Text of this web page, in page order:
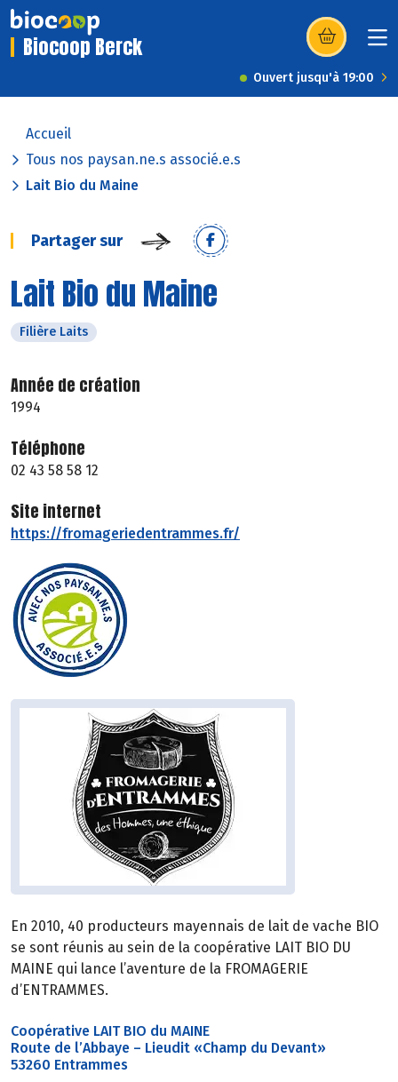
Biocoop Berck (s’ouvre dans
Ouvert jusqu'à 19:00
Accueil
Tous nos paysan.ne.s associé.e.s
Lait Bio du Maine
Partager sur
Lait Bio du Maine
Filière Laits
Année de création
1994
Téléphone
02 43 58 58 12
Site internet
https://fromageriedentrammes.fr/
En 2010, 40 producteurs mayennais de lait de vache BIO
se sont réunis au sein de la coopérative LAIT BIO DU
MAINE qui lance l’aventure de la FROMAGERIE
d’ENTRAMMES.
Coopérative LAIT BIO du MAINE
Route de l’Abbaye – Lieudit «Champ du Devant»
53260 Entrammes